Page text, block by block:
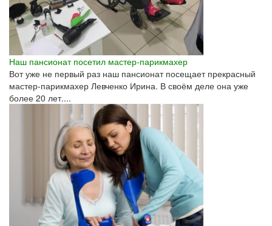
Наш пансионат посетил мастер-парикмахер
Вот уже не первый раз наш пансионат посещает прекрасный
мастер-парикмахер Левченко Ирина. В своём деле она уже
более 20 лет....